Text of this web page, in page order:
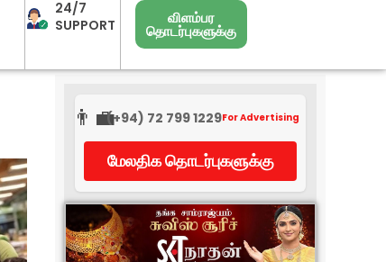
24/7
SUPPORT
விளம்பர
தொடர்புகளுக்கு
👨‍💼(+94) 72 799 1229For Advertising
மேலதிக தொடர்புகளுக்கு